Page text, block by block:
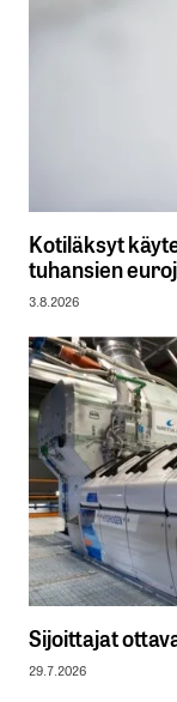
Kotiläksyt
tuhansien
3.8.2026
Sijoittajat
29.7.2026